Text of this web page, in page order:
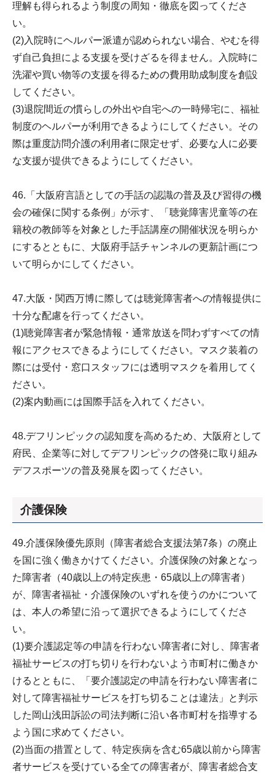
理解も得られるよう制度の周知・徹底を図ってくださ
い。
(2)入院時にヘルパー派遣が認められない場合、やむを得
ず自己負担による支援を受けざるを得ません。入院時に
洗濯や買い物等の支援を得るための費用助成制度を創設
してください。
(3)退院間近の慣らしの外出や自宅への一時帰宅に、福祉
制度のヘルパーが利用できるようにしてください。その
際は重度訪問介護の利用者に限定せず、必要な人に必要
な支援が提供できるようにしてください。
46.「大阪府言語としての手話の認識の普及及び習得の機
会の確保に関する条例」が示す、「聴覚障害児童等の在
籍校の教師等を対象とした手話講座の開催状況を明らか
にするとともに、大阪府手話チャンネルの更新計画につ
いて明らかにしてください。
47.大阪・関西万博に際しては聴覚障害者への情報提供に
十分な配慮を行ってください。
(1)聴覚障害者が緊急情報・通常放送を問わずすべての情
報にアクセスできるようにしてください。マスク装着の
際には受付・窓口スタッフには透明マスクを着用してく
ださい。
(2)案内動画には国際手話を入れてください。
48.デフリンピックの認知度を高めるため、大阪府として
府民、企業等に対してデフリンピックの啓発に取り組み
デフスポーツの普及発展を図ってください。
介護保険
49.介護保険優先原則（障害者総合支援法第7条）の廃止
を国に強く働きかけてください。介護保険の対象となっ
た障害者（40歳以上の特定疾患・65歳以上の障害者）
が、障害者福祉・介護保険のいずれを使うのかについて
は、本人の希望に沿って選択できるようにしてくださ
い。
(1)要介護認定等の申請を行わない障害者に対し、障害者
福祉サービスの打ち切りを行わないよう市町村に働きか
けるとともに、「要介護認定の申請を行わない障害者に
対して障害福祉サービスを打ち切ることは違法」と判示
した岡山浅田訴訟の司法判断に沿い各市町村を指導する
よう国に求めてください。
(2)当面の措置として、特定疾病を含む65歳以前から障害
者サービスを受けている全ての障害者が、障害者総合支